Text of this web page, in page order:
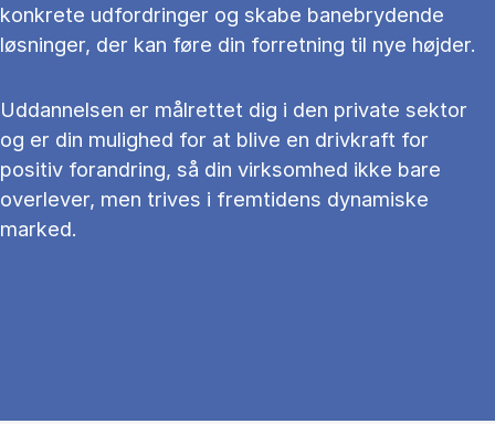
konkrete udfordringer og skabe banebrydende
løsninger, der kan føre din forretning til nye højder.
Uddannelsen er målrettet dig i den private sektor
og er din mulighed for at blive en drivkraft for
positiv forandring, så din virksomhed ikke bare
overlever, men trives i fremtidens dynamiske
marked.